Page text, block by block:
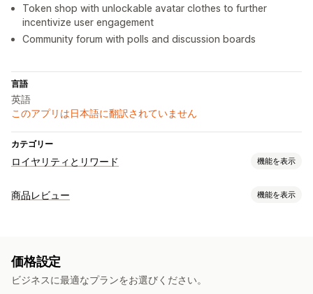
Token shop with unlockable avatar clothes to further
incentivize user engagement
Community forum with polls and discussion boards
言語
英語
このアプリは日本語に翻訳されていません
カテゴリー
ロイヤリティとリワード 機能を表示
プログラムの種類
ポイント バッジ
商品レビュー 機能を表示
レビューの収集方法
価格設定
ビジネスに最適なプランをお選びください。